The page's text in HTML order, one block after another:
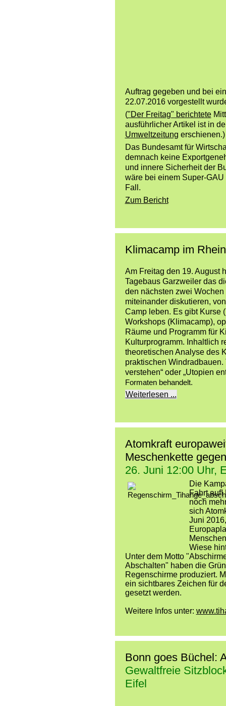
Auftrag gegeben und bei
22.07.2016 vorgestellt
("Der Freitag" berichtete
ausführlicher Artikel ist in
Umweltzeitung erschienen.)
Das Bundesamt für
demnach keine
und innere Sicherheit der
wäre bei einem Super-
Fall.
Zum Bericht
Klimacamp im
Am Freitag den 19. August
Tagebaus Garzweiler das
den nächsten zwei
miteinander diskutieren,
Camp leben. Es gibt Kurse
Workshops (Klimacamp),
Räume und Programm für
Kulturprogramm. Inhaltlich
theoretischen Analyse des
praktischen Windradbauen.
verstehen“ oder „Utopien
Formaten behandelt.
Weiterlesen ...
Atomkraft
Meschenkette
26. Juni 12:00 Uhr,
Die
Fahrt auf!
noch
sich
Juni
Wiese
Unter dem Motto
Abschalten" haben die
Regenschirme produziert.
ein sichtbares Zeichen für
gesetzt werden.
Weitere Infos unter:
Bonn goes Büchel:
Gewaltfreie
Eifel